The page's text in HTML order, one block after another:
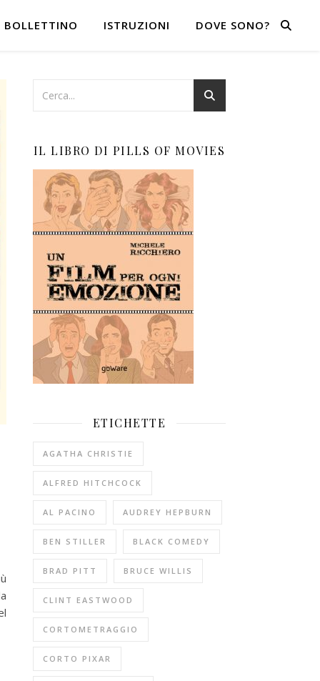
BOLLETTINO ISTRUZIONI DOVE SONO?
IL LIBRO DI PILLS OF MOVIES
ETICHETTE
AGATHA CHRISTIE
ALFRED HITCHCOCK
AL PACINO AUDREY HEPBURN
BEN STILLER BLACK COMEDY
BRAD PITT BRUCE WILLIS
CLINT EASTWOOD
CORTOMETRAGGIO
CORTO PIXAR